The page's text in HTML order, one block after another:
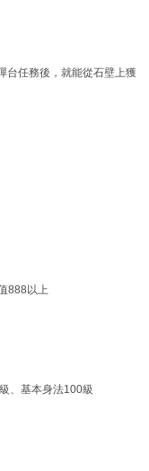
台任務後，就能從石壁上獲
888以上
、基本身法100級